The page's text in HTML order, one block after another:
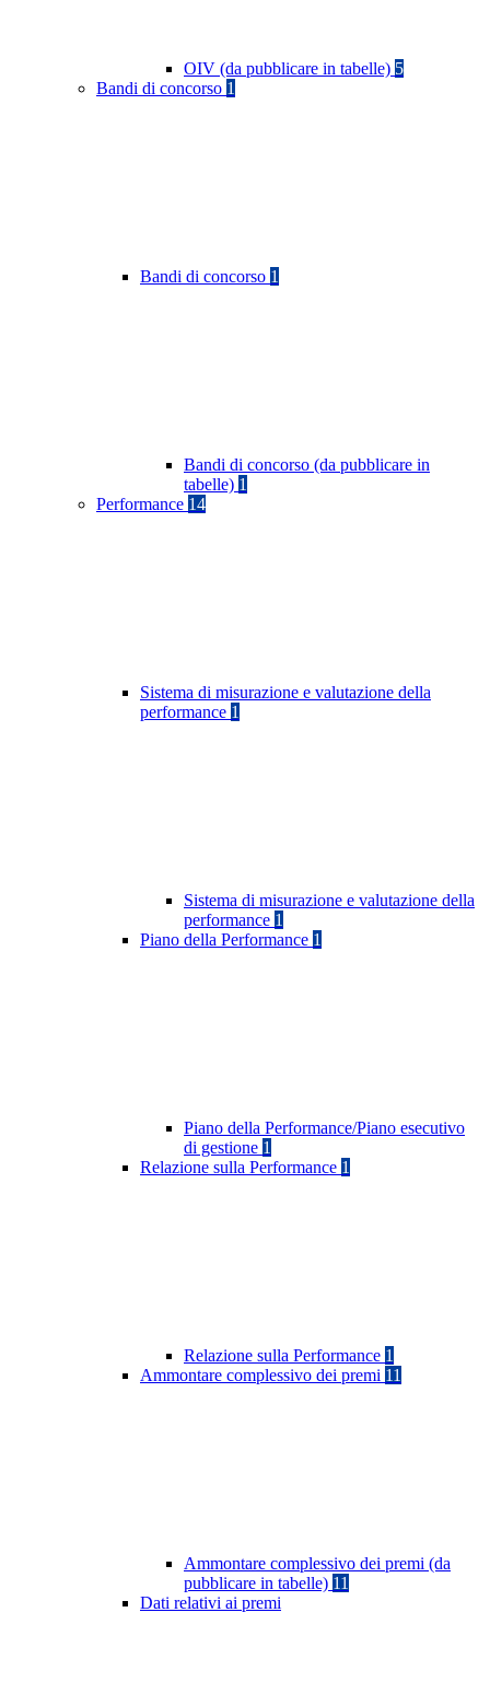
OIV (da pubblicare in tabelle) 5
Bandi di concorso 1
Bandi di concorso 1
Bandi di concorso (da pubblicare in
tabelle) 1
Performance 14
Sistema di misurazione e valutazione della
performance 1
Sistema di misurazione e valutazione della
performance 1
Piano della Performance 1
Piano della Performance/Piano esecutivo
di gestione 1
Relazione sulla Performance 1
Relazione sulla Performance 1
Ammontare complessivo dei premi 11
Ammontare complessivo dei premi (da
pubblicare in tabelle) 11
Dati relativi ai premi